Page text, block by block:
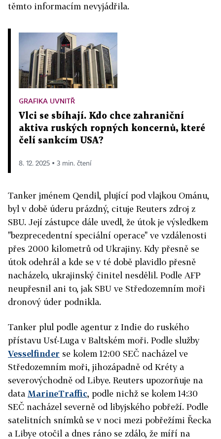
těmto informacím nevyjádřila.
GRAFIKA UVNITŘ
Vlci se sbíhají. Kdo chce zahraniční
aktiva ruských ropných koncernů, které
čelí sankcím USA?
8. 12. 2025 ▪ 3 min. čtení
Tanker jménem Qendil, plující pod vlajkou Ománu,
byl v době úderu prázdný, cituje Reuters zdroj z
SBU. Její zástupce dále uvedl, že útok je výsledkem
"bezprecedentní speciální operace" ve vzdálenosti
přes 2000 kilometrů od Ukrajiny. Kdy přesně se
útok odehrál a kde se v té době plavidlo přesně
nacházelo, ukrajinský činitel nesdělil. Podle AFP
neupřesnil ani to, jak SBU ve Středozemním moři
dronový úder podnikla.
Tanker plul podle agentur z Indie do ruského
přístavu Usť-Luga v Baltském moři. Podle služby
Vesselfinder se kolem 12:00 SEČ nacházel ve
Středozemním moři, jihozápadně od Kréty a
severovýchodně od Libye. Reuters upozorňuje na
data MarineTraffic, podle nichž se kolem 14:30
SEČ nacházel severně od libyjského pobřeží. Podle
satelitních snímků se v noci mezi pobřežími Řecka
a Libye otočil a dnes ráno se zdálo, že míří na